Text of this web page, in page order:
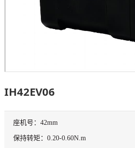
IH42EV06
座机号：42mm
保持转矩：0.20-0.60N.m